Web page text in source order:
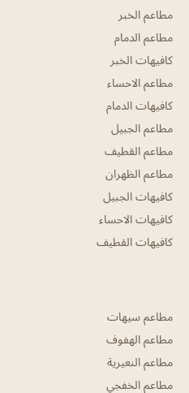
مطاعم الخبر
مطاعم الدمام
كافيهات الخبر
مطاعم الاحساء
كافيهات الدمام
مطاعم الجبيل
مطاعم القطيف
مطاعم الظهران
كافيهات الجبيل
كافيهات الاحساء
كافيهات القطيف
مطاعم سيهات
مطاعم الهفوف
مطاعم النعيرية
مطاعم الخفجي